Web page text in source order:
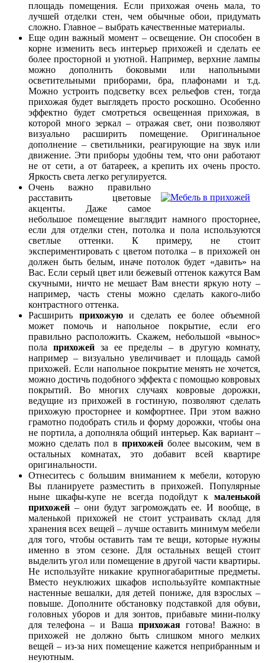
площадь помещения. Если прихожая очень мала, то
лучшей отделки стен, чем обычные обои, придумать
сложно. Главное – выбрать качественные материалы.
Еще один важный момент – освещение. Он способен в
корне изменить весь интерьер прихожей и сделать ее
более просторной и уютной. Например, верхние лампы
можно дополнить боковыми или напольными
осветительными приборами, бра, плафонами и т.д.
Можно устроить подсветку всех рельефов стен, тогда
прихожая будет выглядеть просто роскошно. Особенно
эффектно будет смотреться освещенная прихожая, в
которой много зеркал – отражая свет, они позволяют
визуально расширить помещение. Оригинальное
дополнение – светильники, реагирующие на звук или
движение. Эти приборы удобны тем, что они работают
не от сети, а от батареек, а крепить их очень просто.
Яркость света легко регулируется.
Очень важно правильно
расставить цветовые
акценты. Даже самое
небольшое помещение выглядит намного просторнее,
если для отделки стен, потолка и пола используются
светлые оттенки. К примеру, не стоит
экспериментировать с цветом потолка – в прихожей он
должен быть белым, иначе потолок будет «давить» на
Вас. Если серый цвет или бежевый оттенок кажутся Вам
скучными, ничто не мешает Вам внести яркую ноту –
например, часть стены можно сделать какого-либо
контрастного оттенка.
Расширить прихожуюи сделать ее более объемной
может помочь и напольное покрытие, если его
правильно расположить. Скажем, небольшой «вынос»
пола прихожей за ее пределы – в другую комнату,
например – визуально увеличивает и площадь самой
прихожей. Если напольное покрытие менять не хочется,
можно достичь подобного эффекта с помощью ковровых
покрытий. Во многих случаях ковровые дорожки,
ведущие из прихожей в гостиную, позволяют сделать
прихожую просторнее и комфортнее. При этом важно
грамотно подобрать стиль и форму дорожки, чтобы она
не портила, а дополняла общий интерьер. Как вариант –
можно сделать пол в прихожей более высоким, чем в
остальных комнатах, это добавит всей квартире
оригинальности.
Отнеситесь с большим вниманием к мебели, которую
Вы планируете разместить в прихожей. Популярные
ныне шкафы-купе не всегда подойдут к маленькой
прихожей – они будут загромождать ее. И вообще, в
маленькой прихожей не стоит устраивать склад для
хранения всех вещей – лучше оставить минимум мебели
для того, чтобы оставить там те вещи, которые нужны
именно в этом сезоне. Для остальных вещей стоит
выделить угол или помещение в другой части квартиры.
Не используйте никакие крупногабаритные предметы.
Вместо неуклюжих шкафов исполььзуйте компактные
настенные вешалки, для детей пониже, для взрослых –
повыше. Дополните обстановку подставкой для обуви,
головных уборов и для зонтов, прибавьте мини-полку
для телефона – и Ваша прихожаяготова! Важно: в
прихожей не должно быть слишком много мелких
вещей – из-за них помещение кажется неприбранным и
неуютным.